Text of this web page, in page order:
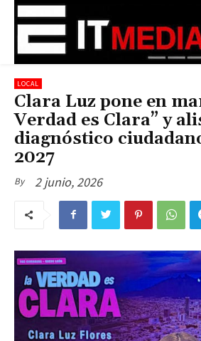
LOCAL
Clara Luz pone en
Verdad es Clara” y
diagnóstico
2027
By 2 junio, 2026